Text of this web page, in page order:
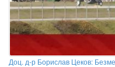
Доц. д-р Борислав Цеков: